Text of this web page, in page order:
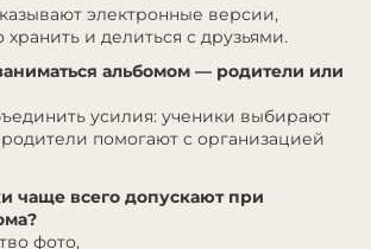
электронные версии,
и делиться с друзьями.
альбомом — родители или
усилия: ученики выбирают
помогают с организацией
чаще всего допускают при
фото,